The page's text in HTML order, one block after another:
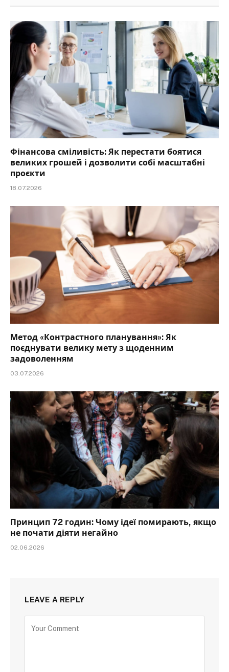
Фінансова сміливість: Як перестати боятися
великих грошей і дозволити собі масштабні
проєкти
18.07.2026
Метод «Контрастного планування»: Як
поєднувати велику мету з щоденним
задоволенням
03.07.2026
Принцип 72 годин: Чому ідеї помирають, якщо
не почати діяти негайно
02.06.2026
LEAVE A REPLY